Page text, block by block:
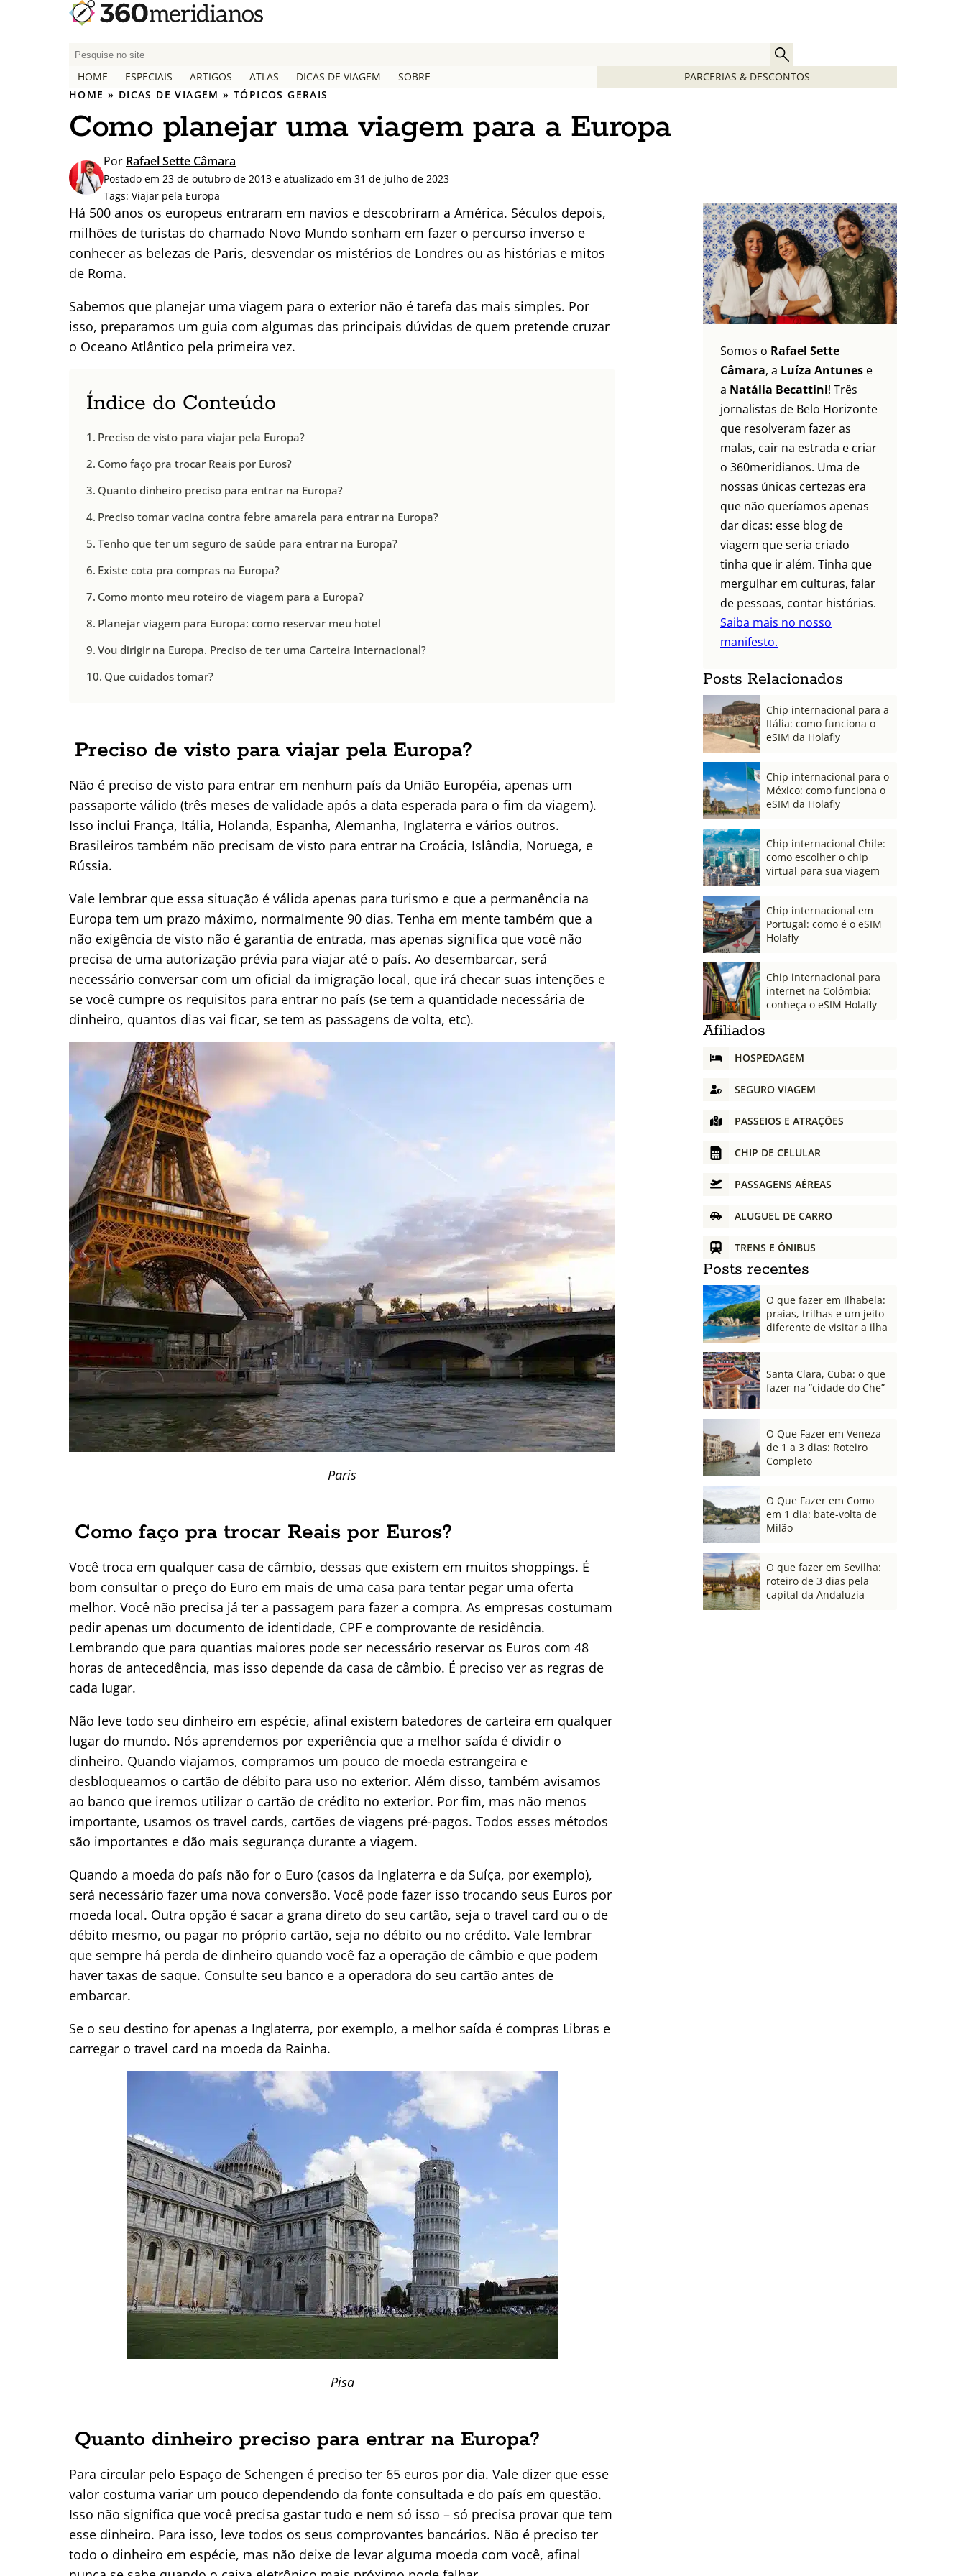
P
q
u
i
a
r
p
o
r
:
HOME ESPECIAIS ARTIGOS ATLAS DICAS DE VIAGEM SOBRE
PARCERIAS & DESCONTOS
HOME » DICAS DE VIAGEM »TÓPICOS GERAIS
Como planejar uma viagem para a Europa
Por Rafael Sette Câmara
Postado em 23 de outubro de 2013 e atualizado em 31 de julho de 2023
Tags: Viajar pela Europa
Há 500 anos os europeus entraram em navios e descobriram a América. Séculos depois,
milhões de turistas do chamado Novo Mundo sonham em fazer o percurso inverso e
conhecer as belezas de Paris, desvendar os mistérios de Londres ou as histórias e mitos
de Roma.
Sabemos que planejar uma viagem para o exterior não é tarefa das mais simples. Por
isso, preparamos um guia com algumas das principais dúvidas de quem pretende cruzar
o Oceano Atlântico pela primeira vez.
Índice do Conteúdo
Preciso de visto para viajar pela Europa?
Como faço pra trocar Reais por Euros?
Quanto dinheiro preciso para entrar na Europa?
Preciso tomar vacina contra febre amarela para entrar na Europa?
Tenho que ter um seguro de saúde para entrar na Europa?
Existe cota pra compras na Europa?
Como monto meu roteiro de viagem para a Europa?
Planejar viagem para Europa: como reservar meu hotel
Vou dirigir na Europa. Preciso de ter uma Carteira Internacional?
Que cuidados tomar?
Preciso de visto para viajar pela Europa?
Não é preciso de visto para entrar em nenhum país da União Européia, apenas um
passaporte válido (três meses de validade após a data esperada para o fim da viagem).
Isso inclui França, Itália, Holanda, Espanha, Alemanha, Inglaterra e vários outros.
Brasileiros também não precisam de visto para entrar na Croácia, Islândia, Noruega, e
Rússia.
Vale lembrar que essa situação é válida apenas para turismo e que a permanência na
Europa tem um prazo máximo, normalmente 90 dias. Tenha em mente também que a
não exigência de visto não é garantia de entrada, mas apenas significa que você não
precisa de uma autorização prévia para viajar até o país. Ao desembarcar, será
necessário conversar com um oficial da imigração local, que irá checar suas intenções e
se você cumpre os requisitos para entrar no país (se tem a quantidade necessária de
dinheiro, quantos dias vai ficar, se tem as passagens de volta, etc).
Paris
Como faço pra trocar Reais por Euros?
Você troca em qualquer casa de câmbio, dessas que existem em muitos shoppings. É
bom consultar o preço do Euro em mais de uma casa para tentar pegar uma oferta
melhor. Você não precisa já ter a passagem para fazer a compra. As empresas costumam
pedir apenas um documento de identidade, CPF e comprovante de residência.
Lembrando que para quantias maiores pode ser necessário reservar os Euros com 48
horas de antecedência, mas isso depende da casa de câmbio. É preciso ver as regras de
cada lugar.
Não leve todo seu dinheiro em espécie, afinal existem batedores de carteira em qualquer
lugar do mundo. Nós aprendemos por experiência que a melhor saída é dividir o
dinheiro. Quando viajamos, compramos um pouco de moeda estrangeira e
desbloqueamos o cartão de débito para uso no exterior. Além disso, também avisamos
ao banco que iremos utilizar o cartão de crédito no exterior. Por fim, mas não menos
importante, usamos os travel cards, cartões de viagens pré-pagos. Todos esses métodos
são importantes e dão mais segurança durante a viagem.
Quando a moeda do país não for o Euro (casos da Inglaterra e da Suíça, por exemplo),
será necessário fazer uma nova conversão. Você pode fazer isso trocando seus Euros por
moeda local. Outra opção é sacar a grana direto do seu cartão, seja o travel card ou o de
débito mesmo, ou pagar no próprio cartão, seja no débito ou no crédito. Vale lembrar
que sempre há perda de dinheiro quando você faz a operação de câmbio e que podem
haver taxas de saque. Consulte seu banco e a operadora do seu cartão antes de
embarcar.
Se o seu destino for apenas a Inglaterra, por exemplo, a melhor saída é compras Libras e
carregar o travel card na moeda da Rainha.
Pisa
Quanto dinheiro preciso para entrar na Europa?
Para circular pelo Espaço de Schengen é preciso ter 65 euros por dia. Vale dizer que esse
valor costuma variar um pouco dependendo da fonte consultada e do país em questão.
Isso não significa que você precisa gastar tudo e nem só isso – só precisa provar que tem
esse dinheiro. Para isso, leve todos os seus comprovantes bancários. Não é preciso ter
todo o dinheiro em espécie, mas não deixe de levar alguma moeda com você, afinal
Somos o Rafael Sette
Câmara, a Luíza Antunes e
a Natália Becattini! Três
jornalistas de Belo Horizonte
que resolveram fazer as
malas, cair na estrada e criar
o 360meridianos. Uma de
nossas únicas certezas era
que não queríamos apenas
dar dicas: esse blog de
viagem que seria criado
tinha que ir além. Tinha que
mergulhar em culturas, falar
de pessoas, contar histórias.
Saiba mais no nosso
manifesto.
Posts Relacionados
Chip internacional para a
Itália: como funciona o
eSIM da Holafly
Chip internacional para o
México: como funciona o
eSIM da Holafly
Chip internacional Chile:
como escolher o chip
virtual para sua viagem
Chip internacional em
Portugal: como é o eSIM
Holafly
Chip internacional para
internet na Colômbia:
conheça o eSIM Holafly
Afiliados
HOSPEDAGEM
SEGURO VIAGEM
PASSEIOS E ATRAÇÕES
CHIP DE CELULAR
PASSAGENS AÉREAS
ALUGUEL DE CARRO
TRENS E ÔNIBUS
Posts recentes
O que fazer em Ilhabela:
praias, trilhas e um jeito
diferente de visitar a ilha
Santa Clara, Cuba: o que
fazer na “cidade do Che”
O Que Fazer em Veneza
de 1 a 3 dias: Roteiro
Completo
O Que Fazer em Como
em 1 dia: bate-volta de
Milão
O que fazer em Sevilha:
roteiro de 3 dias pela
capital da Andaluzia